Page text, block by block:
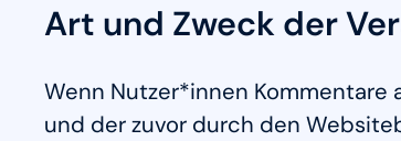
Art und Zweck der
Wenn Nutzer*innen
und der zuvor durch den